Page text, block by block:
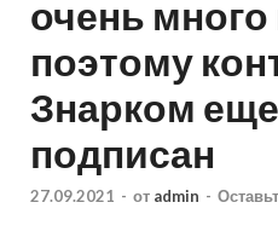
очень
поэтому
Знарком
подписан
27.09.2021 - от admin -